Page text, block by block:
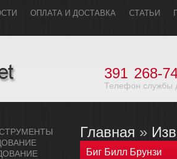
ОПЛАТА И ДОСТАВКА СТАТЬИ
391 268-
Телефон службы
Главная »
Биг Билл Брунзи